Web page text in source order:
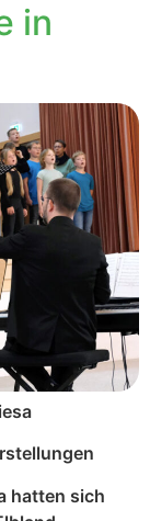
in
hatten sich